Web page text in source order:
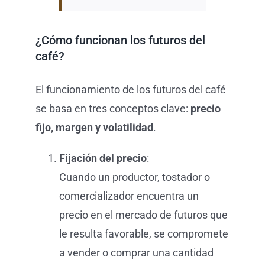
¿Cómo funcionan los futuros del
café?
El funcionamiento de los futuros del café
se basa en tres conceptos clave: precio
fijo, margen y volatilidad.
Fijación del precio:
Cuando un productor, tostador o
comercializador encuentra un
precio en el mercado de futuros que
le resulta favorable, se compromete
a vender o comprar una cantidad